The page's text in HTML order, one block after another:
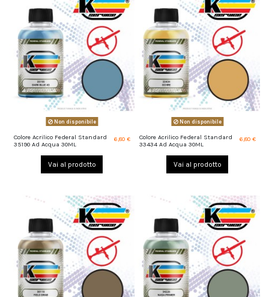
Non disponibile
Colore Acrilico Federal Standard
35190 Ad Acqua 30ML
6,80 €
Vai al prodotto
Non disponibile
Colore Acrilico Federal Standard
33434 Ad Acqua 30ML
6,80 €
Vai al prodotto